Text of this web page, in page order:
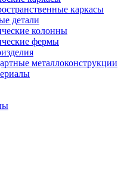
каркасы
детали
колонны
фермы
металлоконструкции